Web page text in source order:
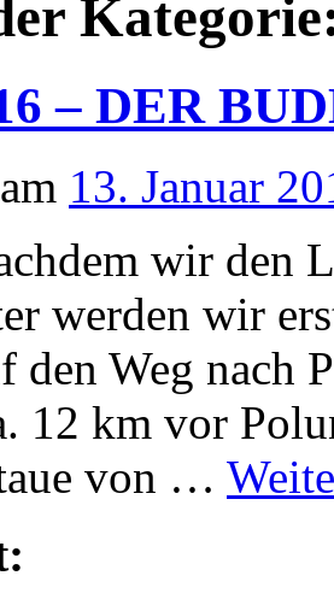
– DER
13. Januar
wir den
werden wir
den Weg nach
12 km vor
von …